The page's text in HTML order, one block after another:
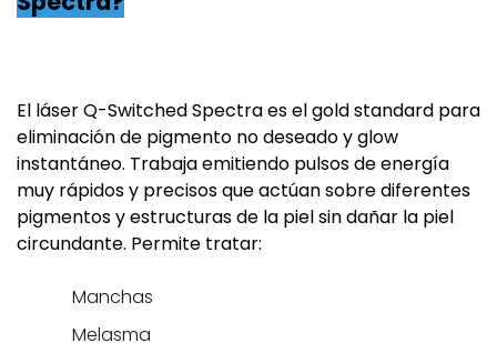
El láser Q-Switched Spectra es el gold standard para
eliminación de pigmento no deseado y glow
instantáneo. Trabaja emitiendo pulsos de energía
muy rápidos y precisos que actúan sobre diferentes
pigmentos y estructuras de la piel sin dañar la piel
circundante. Permite tratar:
Manchas
Melasma